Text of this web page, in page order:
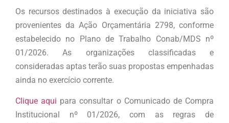
Os recursos destinados à execução da iniciativa são
provenientes da Ação Orçamentária 2798, conforme
estabelecido no Plano de Trabalho Conab/MDS nº
01/2026. As organizações classificadas e
consideradas aptas terão suas propostas empenhadas
ainda no exercício corrente.
Clique aqui para consultar o Comunicado de Compra
Institucional nº 01/2026, com as regras de